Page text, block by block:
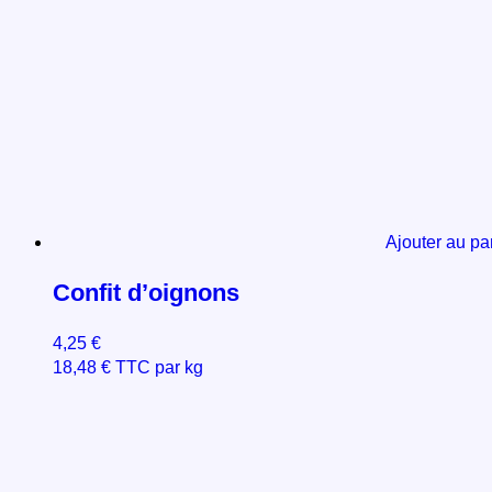
Ajouter au
Confit d’oignons
4,25 €
18,48 € TTC par kg